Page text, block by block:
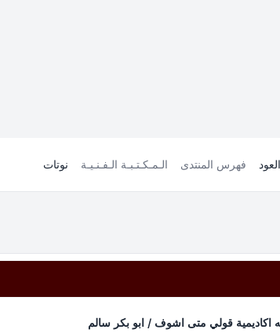
فهرس المنتدى الـمـكـتـبـة الـفـنـيـة نوتات
اكاديمية قولي متى اشوف / ابو بكر سالم